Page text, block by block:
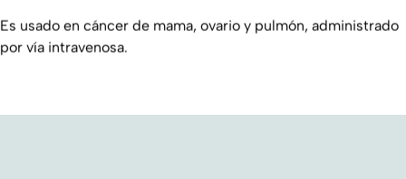
Es usado en cáncer de mama, ovario y pulmón, administrado
por vía intravenosa.